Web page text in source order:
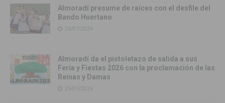
Almoradí presume de raíces con el desfile del
Bando Huertano
26/07/2026
Almoradí da el pistoletazo de salida a sus
Feria y Fiestas 2026 con la proclamación de las
Reinas y Damas
25/07/2026